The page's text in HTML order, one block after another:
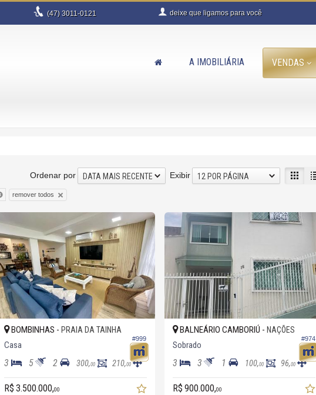
(47)3011-0121 deixe que ligamos para você
A IMOBILIÁRIA VENDAS
Exibir 12 POR PÁGINA
Ordenar por DATA MAIS RECENTE
remover todos
#999
BOMBINHAS -PRAIA DA TAINHA
Casa
3 5 2 300,00 210,00
R$ 3.500.000,00
#974
BALNEÁRIO CAMBORIÚ -NAÇÕES
Sobrado
3 3 1 100,00 96,00
R$ 900.000,00